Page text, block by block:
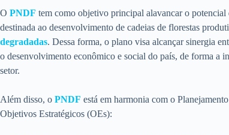
O PNDF tem como objetivo principal alavancar o potencial
destinada ao desenvolvimento de cadeias de florestas
degradadas. Dessa forma, o plano visa alcançar sinergia
o desenvolvimento econômico e social do país, de forma a
setor.
Além disso, o PNDF está em harmonia com o
Objetivos Estratégicos (OEs):